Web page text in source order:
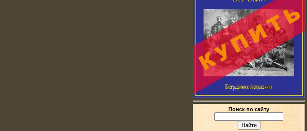
Поиск по сайту